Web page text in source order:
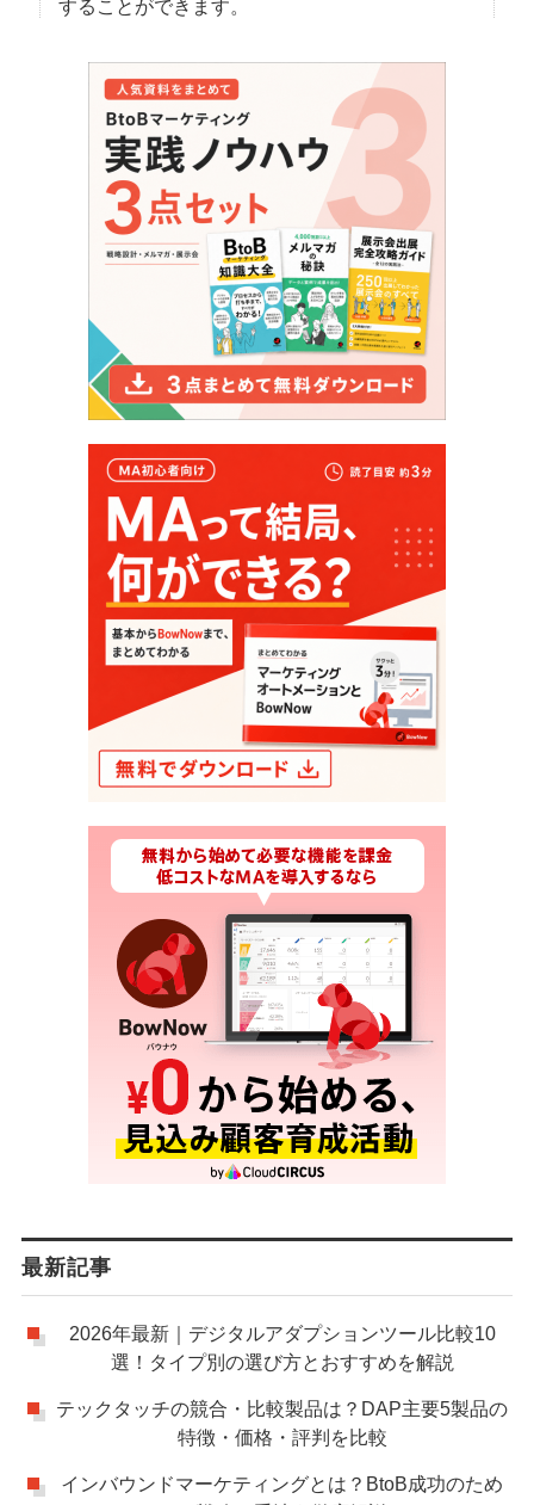
最新記事
2026年最新｜デジタルアダプションツール比較10
選！タイプ別の選び方とおすすめを解説
テックタッチの競合・比較製品は？DAP主要5製品の
特徴・価格・評判を比較
インバウンドマーケティングとは？BtoB成功のため